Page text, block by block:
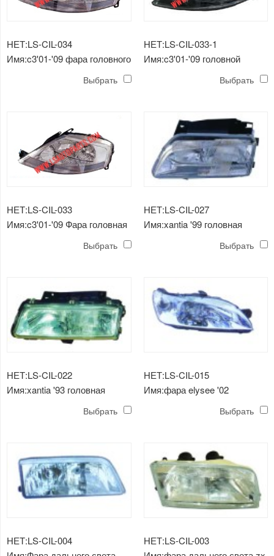
НЕТ:LS-CIL-034
Имя:c3'01-'09 фара головного
Выбрать
НЕТ:LS-CIL-033-1
Имя:c3'01-'09 головной
Выбрать
НЕТ:LS-CIL-033
Имя:c3'01-'09 Фара головная
Выбрать
НЕТ:LS-CIL-027
Имя:xantia '99 головная
Выбрать
НЕТ:LS-CIL-022
Имя:xantia '93 головная
Выбрать
НЕТ:LS-CIL-015
Имя:фара elysee '02
Выбрать
НЕТ:LS-CIL-004
НЕТ:LS-CIL-003